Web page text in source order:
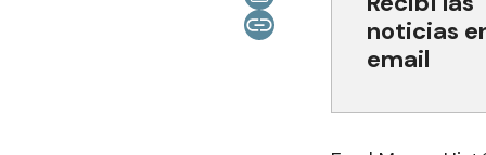
noticias
email